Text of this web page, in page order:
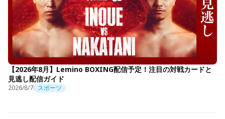
【2026年8月】Lemino BOXING配信予定！注目の対戦カードと
見逃し配信ガイド
2026/8/7 スポーツ